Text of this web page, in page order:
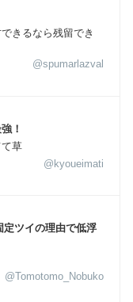
きるなら残留でき
@spumarlazval
！
草
@kyoueimati
定ツイの理由で低浮
@Tomotomo_Nobuko